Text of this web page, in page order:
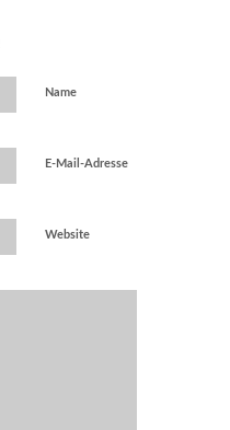
Name
E-Mail-Adresse
Website